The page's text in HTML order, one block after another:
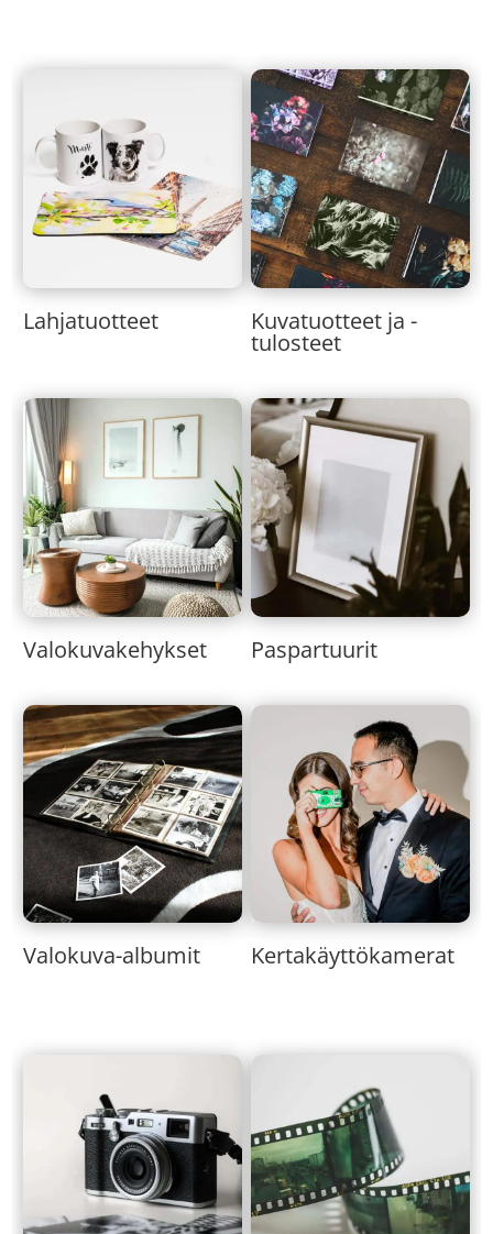
Lahjatuotteet Kuvatuotteet ja -
tulosteet
Valokuvakehykset Paspartuurit
Valokuva-albumit Kertakäyttökamerat